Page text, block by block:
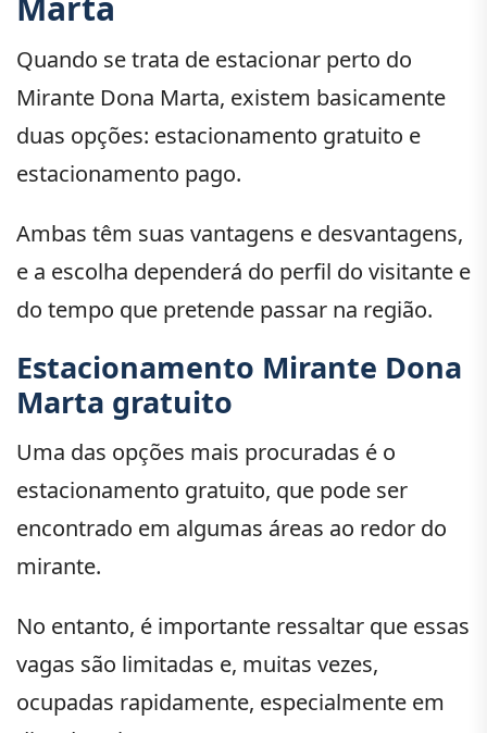
Quando se trata de estacionar perto do
Mirante Dona Marta, existem basicamente
duas opções: estacionamento gratuito e
estacionamento pago.
Ambas têm suas vantagens e desvantagens,
e a escolha dependerá do perfil do visitante e
do tempo que pretende passar na região.
Estacionamento Mirante Dona
Marta gratuito
Uma das opções mais procuradas é o
estacionamento gratuito, que pode ser
encontrado em algumas áreas ao redor do
mirante.
No entanto, é importante ressaltar que essas
vagas são limitadas e, muitas vezes,
ocupadas rapidamente, especialmente em